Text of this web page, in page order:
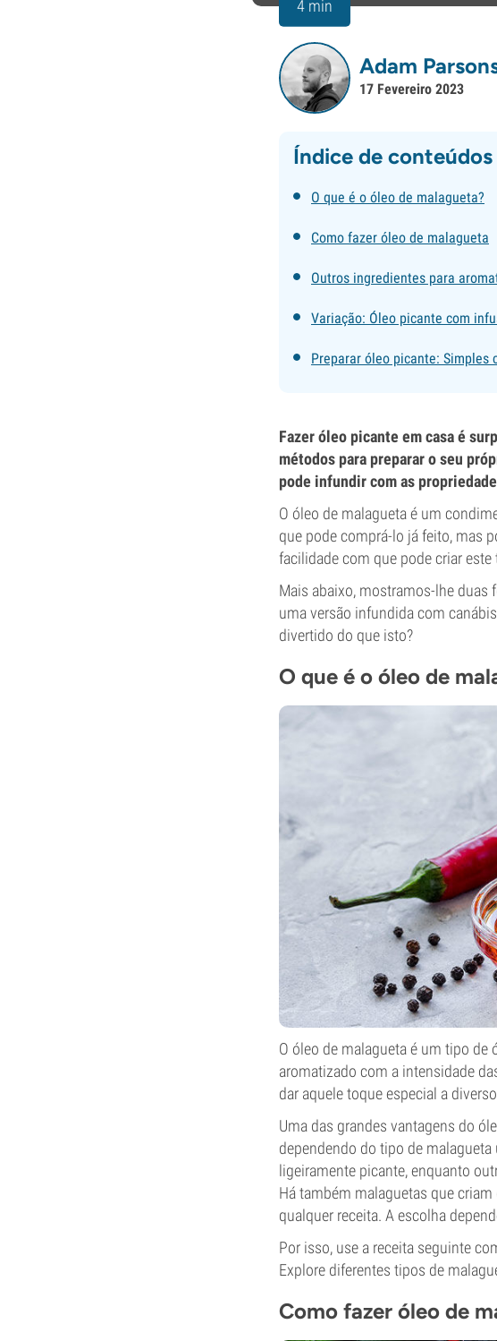
4 min
Adam
17 Fevereiro 2023
Índice de conteúdos
O que é o óleo de malagueta?
Como fazer óleo de malagueta
Outros ingredientes para
Variação: Óleo picante com
Preparar óleo picante: Simples
Fazer óleo picante em casa é
métodos para preparar o seu
pode infundir com as
O óleo de malagueta é um
que pode comprá-lo já feito, mas
facilidade com que pode criar
Mais abaixo, mostramos-lhe duas
uma versão infundida com
divertido do que isto?
O que é o óleo de
O óleo de malagueta é um tipo
aromatizado com a intensidade
dar aquele toque especial a
Uma das grandes vantagens do
dependendo do tipo de
ligeiramente picante, enquanto
Há também malaguetas que
qualquer receita. A escolha
Por isso, use a receita seguinte
Explore diferentes tipos de
Como fazer óleo de